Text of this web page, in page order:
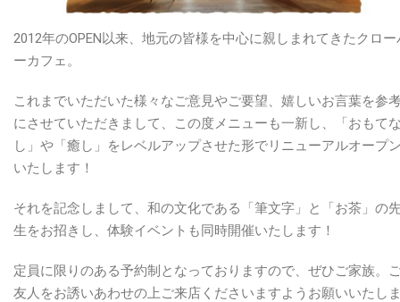
記
念
ン
ト
開
～
9.22】
2012年のOPEN以来、地元の皆様を中心に親しまれてきたクロー
ーカフェ。
これまでいただいた様々なご意見やご要望、嬉しいお言葉を参
にさせていただきまして、この度メニューも一新し、「おもて
し」や「癒し」をレベルアップさせた形でリニューアルオープ
いたします！
それを記念しまして、和の文化である「筆文字」と「お茶」の
生をお招きし、体験イベントも同時開催いたします！
定員に限りのある予約制となっておりますので、ぜひご家族。
友人をお誘いあわせの上ご来店くださいますようお願いいたし